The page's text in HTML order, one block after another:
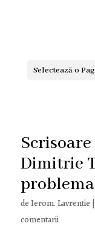
Selectează o
Dimitrie
de Ierom. Lavrentie
comentarii